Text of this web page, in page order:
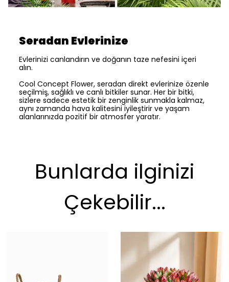
Seradan Evlerinize
Evlerinizi canlandırın ve doğanın taze nefesini içeri
alın.
Cool Concept Flower, seradan direkt evlerinize özenle
seçilmiş, sağlıklı ve canlı bitkiler sunar. Her bir bitki,
sizlere sadece estetik bir zenginlik sunmakla kalmaz,
aynı zamanda hava kalitesini iyileştirir ve yaşam
alanlarınızda pozitif bir atmosfer yaratır.
Bunlarda ilginizi
Çekebilir...